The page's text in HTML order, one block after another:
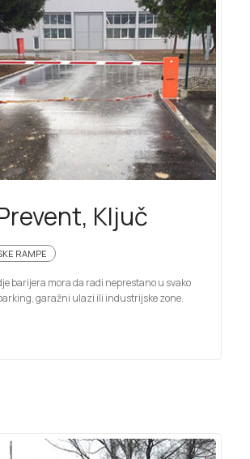
Ključ
RAMPE
barijera mora da radi neprestano u svako
garažni ulazi ili industrijske zone.